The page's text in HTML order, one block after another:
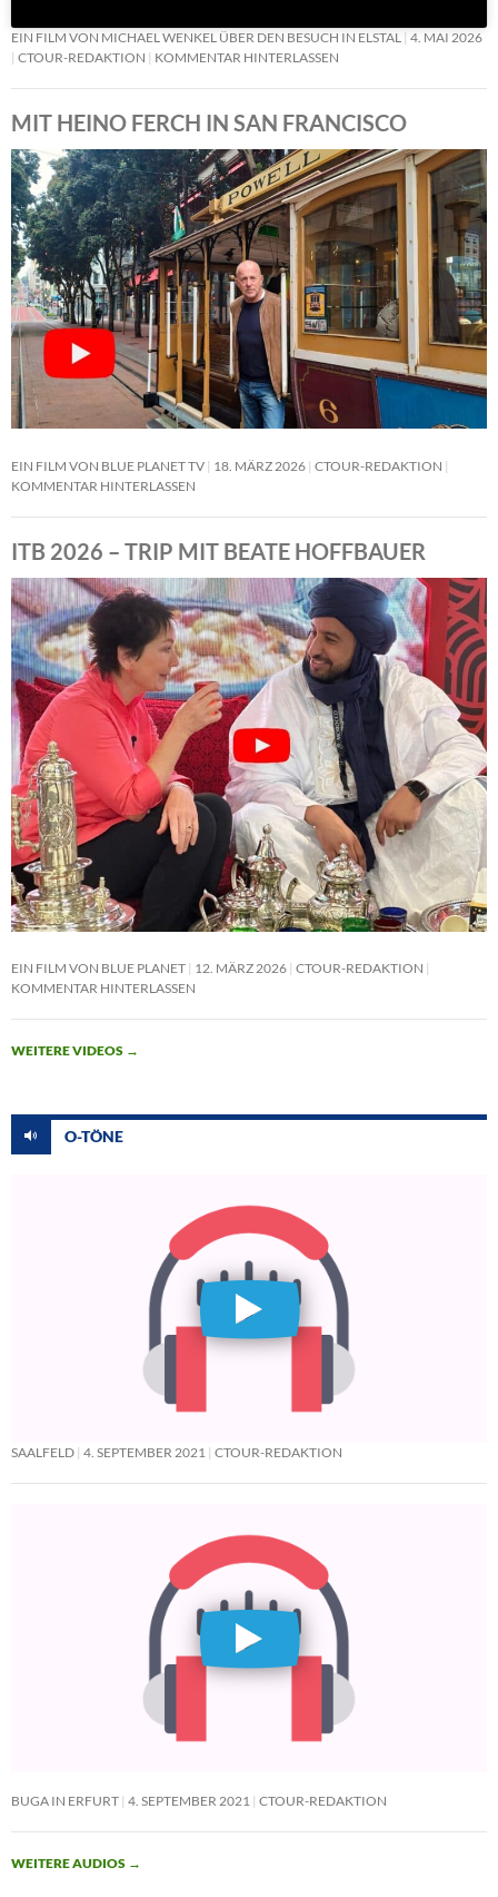
EIN FILM VON MICHAEL WENKEL ÜBER DEN BESUCH IN ELSTAL
4. MAI 2026
CTOUR-REDAKTION
KOMMENTAR HINTERLASSEN
MIT HEINO FERCH IN SAN FRANCISCO
EIN FILM VON BLUE PLANET TV 18. MÄRZ 2026 CTOUR-REDAKTION
KOMMENTAR HINTERLASSEN
ITB 2026 – TRIP MIT BEATE HOFFBAUER
EIN FILM VON BLUE PLANET 12. MÄRZ 2026 CTOUR-REDAKTION
KOMMENTAR HINTERLASSEN
WEITERE VIDEOS →
O-TÖNE
SAALFELD 4. SEPTEMBER 2021 CTOUR-REDAKTION
BUGA IN ERFURT 4. SEPTEMBER 2021 CTOUR-REDAKTION
WEITERE AUDIOS →